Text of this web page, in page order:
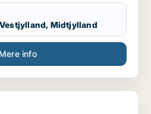
Midtjylland
Mere info
snedker / bygningsarbejder /